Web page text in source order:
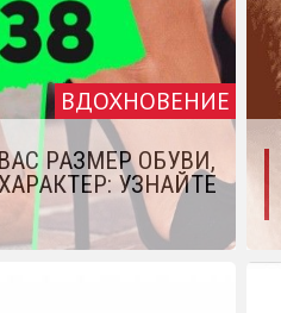
ВДОХНОВЕНИЕ
РАЗМЕР ОБУВИ,
УЗНАЙТЕ